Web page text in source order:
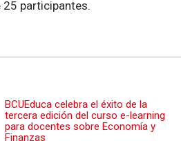
25 participantes.
BCUEduca celebra el éxito de la
tercera edición del curso e-learning
para docentes sobre Economía y
Finanzas